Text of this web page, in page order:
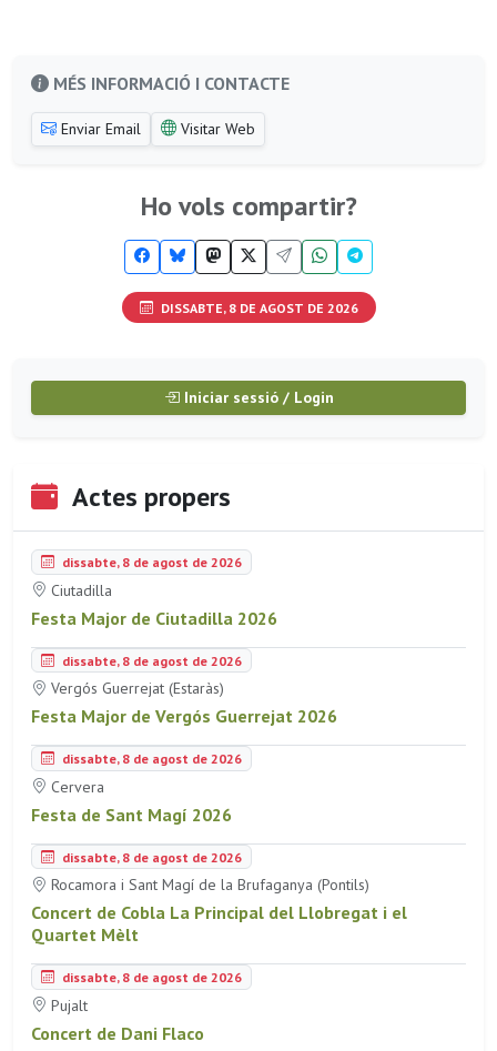
MÉS INFORMACIÓ I CONTACTE
Enviar Email Visitar Web
Ho vols compartir?
DISSABTE, 8 DE AGOST DE 2026
Iniciar sessió / Login
Actes propers
dissabte, 8 de agost de 2026
Ciutadilla
Festa Major de Ciutadilla 2026
dissabte, 8 de agost de 2026
Vergós Guerrejat (Estaràs)
Festa Major de Vergós Guerrejat 2026
dissabte, 8 de agost de 2026
Cervera
Festa de Sant Magí 2026
dissabte, 8 de agost de 2026
Rocamora i Sant Magí de la Brufaganya (Pontils)
Concert de Cobla La Principal del Llobregat i el
Quartet Mèlt
dissabte, 8 de agost de 2026
Pujalt
Concert de Dani Flaco